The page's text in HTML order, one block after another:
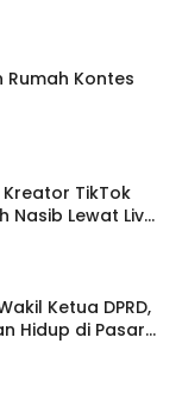
Rumah Kontes
TikTok
Nasib Lewat Live
Ketua DPRD,
Hidup di Pasar